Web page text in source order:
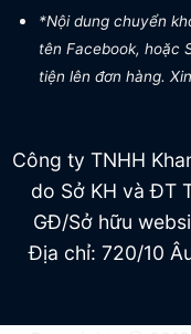
*Nội dung chuyển
tên Facebook, hoặc
tiện lên đơn hàng.
Công ty TNHH
do Sở KH và ĐT
GĐ/Sở hữu
Địa chỉ: 720/10